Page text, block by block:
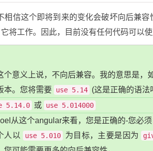
相信这个即将到来的变化会破坏向后兼容
将工作。因此，目前没有任何代码可以使
个意义上说，不向后兼容。我的意思是
本。您将需要 use 5.14 (这是正确的语法
5.14.0 或 use 5.014000
从这个angular来看，您是正确的-您必
人以
use 5.010 为目标，主要是因为